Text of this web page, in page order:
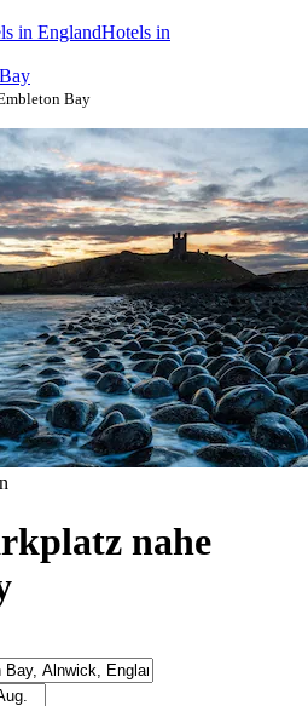
in EnglandHotels in
Bay
nahe